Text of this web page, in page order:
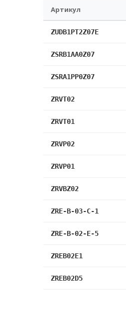
Артикул
ZUDB1PT2Z07E
ZSRB1AA0Z07
ZSRA1PP0Z07
ZRVT02
ZRVT01
ZRVP02
ZRVP01
ZRVBZ02
ZRE-B-03-C-1
ZRE-B-02-E-5
ZREB02E1
ZREB02D5